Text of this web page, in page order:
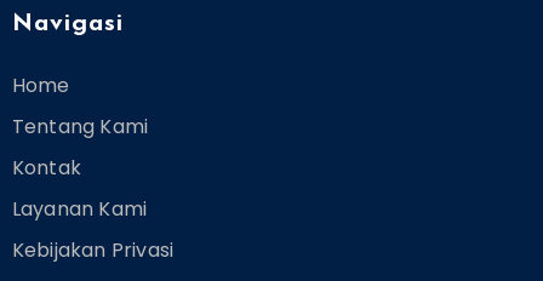
Navigasi
Home
Tentang Kami
Kontak
Layanan Kami
Kebijakan Privasi